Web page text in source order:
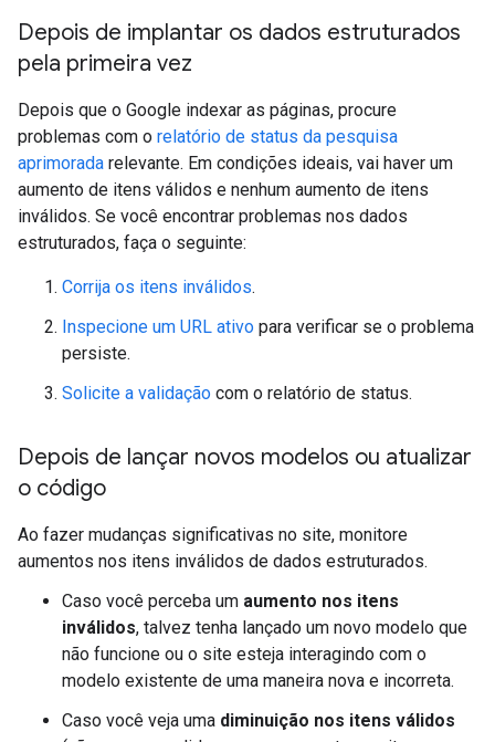
Depois de implantar os dados estruturados
pela primeira vez
Depois que o Google indexar as páginas, procure
problemas com o relatório de status da pesquisa
aprimorada relevante. Em condições ideais, vai haver um
aumento de itens válidos e nenhum aumento de itens
inválidos. Se você encontrar problemas nos dados
estruturados, faça o seguinte:
Corrija os itens inválidos.
Inspecione um URL ativo para verificar se o problema
persiste.
Solicite a validação com o relatório de status.
Depois de lançar novos modelos ou atualizar
o código
Ao fazer mudanças significativas no site, monitore
aumentos nos itens inválidos de dados estruturados.
Caso você perceba um aumento nos itens
inválidos, talvez tenha lançado um novo modelo que
não funcione ou o site esteja interagindo com o
modelo existente de uma maneira nova e incorreta.
Caso você veja uma diminuição nos itens válidos